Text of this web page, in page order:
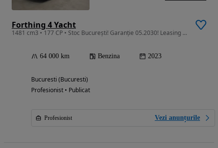
Forthing 4 Yacht
1481 cm3 • 177 CP • Stoc București! Garanție 05.2030! Leasing și credit! Motor Mitsubishi!
64 000 km Benzina 2023
Bucuresti (Bucuresti)
Profesionist • Publicat
Profesionist Vezi anunțurile